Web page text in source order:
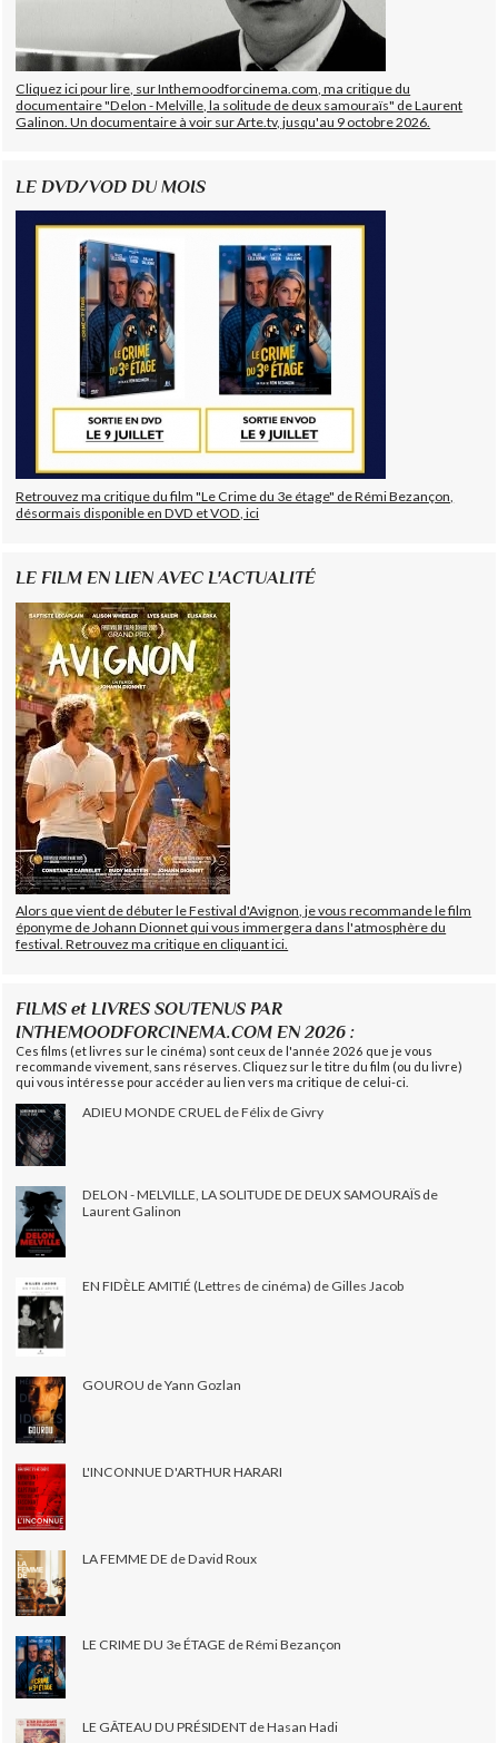
Cliquez ici pour lire, sur Inthemoodforcinema.com, ma critique du
documentaire "Delon - Melville, la solitude de deux samouraïs" de Laurent
Galinon. Un documentaire à voir sur Arte.tv, jusqu'au 9 octobre 2026.
LE DVD/VOD DU MOIS
Retrouvez ma critique du film "Le Crime du 3e étage" de Rémi Bezançon,
désormais disponible en DVD et VOD, ici
LE FILM EN LIEN AVEC L'ACTUALITÉ
Alors que vient de débuter le Festival d'Avignon, je vous recommande le film
éponyme de Johann Dionnet qui vous immergera dans l'atmosphère du
festival. Retrouvez ma critique en cliquant ici.
FILMS et LIVRES SOUTENUS PAR
INTHEMOODFORCINEMA.COM EN 2026 :
Ces films (et livres sur le cinéma) sont ceux de l'année 2026 que je vous
recommande vivement, sans réserves. Cliquez sur le titre du film (ou du livre)
qui vous intéresse pour accéder au lien vers ma critique de celui-ci.
ADIEU MONDE CRUEL de Félix de Givry
DELON - MELVILLE, LA SOLITUDE DE DEUX SAMOURAÏS de
Laurent Galinon
EN FIDÈLE AMITIÉ (Lettres de cinéma) de Gilles Jacob
GOUROU de Yann Gozlan
L'INCONNUE D'ARTHUR HARARI
LA FEMME DE de David Roux
LE CRIME DU 3e ÉTAGE de Rémi Bezançon
LE GÂTEAU DU PRÉSIDENT de Hasan Hadi